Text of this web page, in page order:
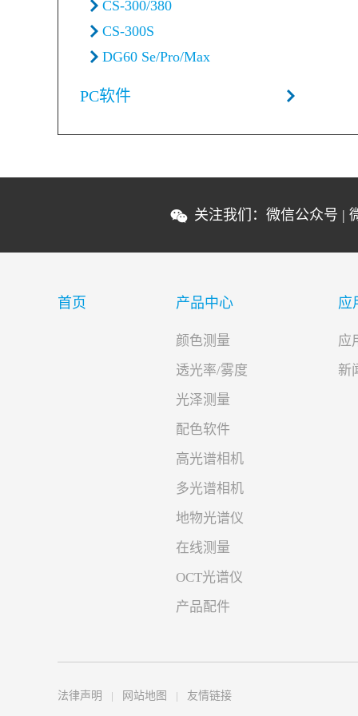
CS-300/380
CS-300S
DG60 Se/Pro/Max
PC软件
关注我们： 微信公众号 |
首页 产品中心
颜色测量
透光率/雾度
光泽测量
配色软件
高光谱相机
多光谱相机
地物光谱仪
在线测量
OCT光谱仪
产品配件
应
应
新
法律声明 网站地图 友情链接